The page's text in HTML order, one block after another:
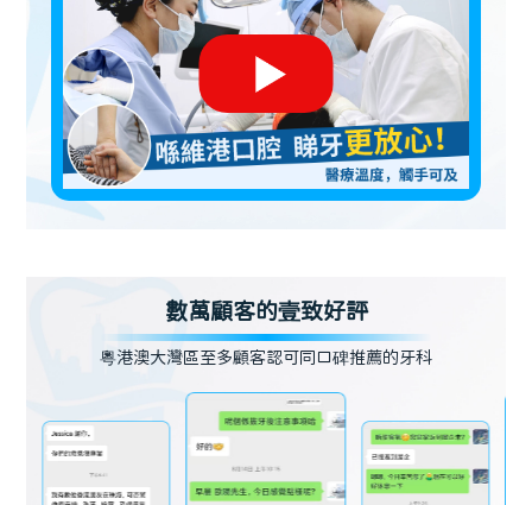
數萬顧客的壹致好評
粵港澳大灣區至多顧客認可同口碑推薦的牙科